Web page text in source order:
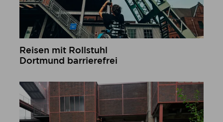
Reisen mit Rollstuhl
Dortmund barrierefrei